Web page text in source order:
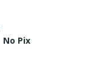
No Pix